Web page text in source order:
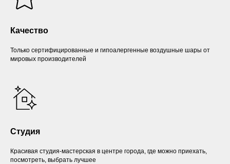
Качество
Только сертифицированные и гипоалергенные воздушные шары от
мировых производителей
Студия
Красивая студия-мастерская в центре города, где можно приехать,
посмотреть, выбрать лучшее